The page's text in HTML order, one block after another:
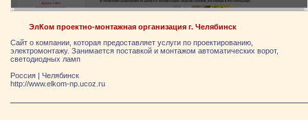
ЭлКом проектно-монтажная организация г. Челябинск
Сайт о компании, которая предоставляет услуги по проектированию,
электромонтажу. Занимается поставкой и монтажом автоматических ворот,
светодиодных ламп
Россия | Челябинск
http://www.elkom-np.ucoz.ru